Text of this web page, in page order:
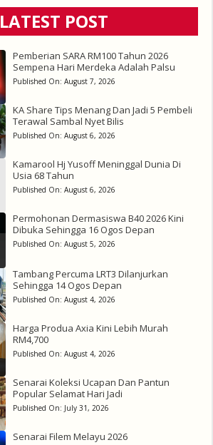
LATEST POST
Pemberian SARA RM100 Tahun 2026
Sempena Hari Merdeka Adalah Palsu
Published On: August 7, 2026
KA Share Tips Menang Dan Jadi 5 Pembeli
Terawal Sambal Nyet Bilis
Published On: August 6, 2026
Kamarool Hj Yusoff Meninggal Dunia Di
Usia 68 Tahun
Published On: August 6, 2026
Permohonan Dermasiswa B40 2026 Kini
Dibuka Sehingga 16 Ogos Depan
Published On: August 5, 2026
Tambang Percuma LRT3 Dilanjurkan
Sehingga 14 Ogos Depan
Published On: August 4, 2026
Harga Produa Axia Kini Lebih Murah
RM4,700
Published On: August 4, 2026
Senarai Koleksi Ucapan Dan Pantun
Popular Selamat Hari Jadi
Published On: July 31, 2026
Senarai Filem Melayu 2026